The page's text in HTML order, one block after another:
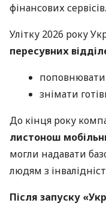
фінансових сервісів.
Улітку 2026 року
пересувних
поповнювати
знімати
До кінця року
листонош
могли надавати
людям з
Після запуску